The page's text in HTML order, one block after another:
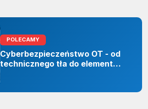
POLECAMY
Cyberbezpieczeństwo OT - od
technicznego tła do elementu